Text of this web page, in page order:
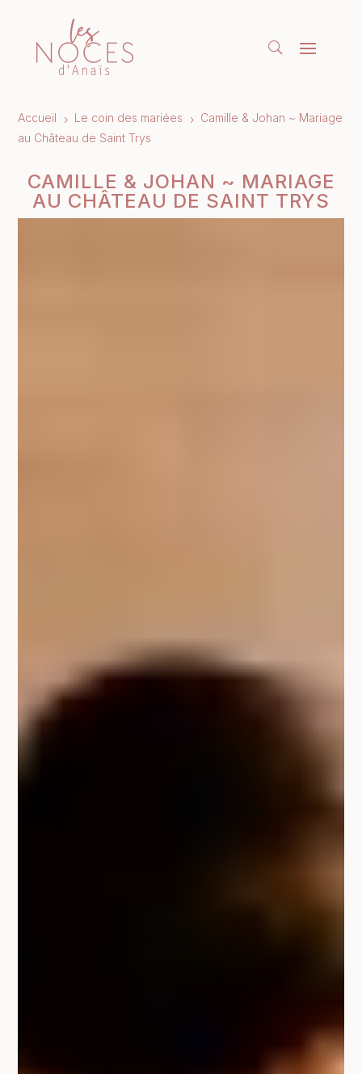
Accueil 5 Le coin des mariées 5
Camille & Johan ~ Mariage
au Château de Saint Trys
CAMILLE & JOHAN ~ MARIAGE
AU CHÂTEAU DE SAINT TRYS